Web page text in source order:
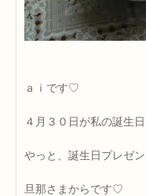
ａｉです♡
４月３０日が私の誕生
やっと、誕生日プレゼ
旦那さまからです♡